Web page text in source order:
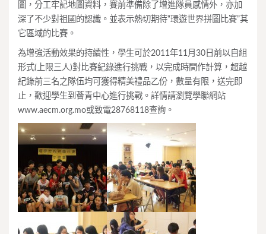
圖，分工牢記地圖資料，賽前準備除了增進隊員感情外，亦加
深了不少對祖國的認識。並表示熱切期待“環遊世界拼圖比賽”其
它區域的比賽。
為增強活動效果的持續性，學生可於2011年11月30日前以自組
形式(上限三人)對比賽紀錄進行挑戰，以完成時間作計算，超越
紀錄前三名之隊伍均可獲得精美禮品乙份，數量有限，送完即
止，歡迎學生到薈青中心進行挑戰。詳情請瀏覽學聯網站
www.aecm.org.mo或致電28768118查詢。